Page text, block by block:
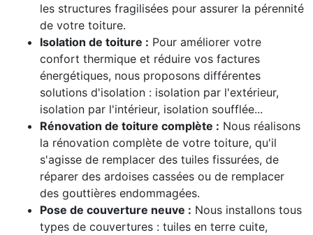
les structures fragilisées pour assurer la pérennité
de votre toiture.
Isolation de toiture : Pour améliorer votre
confort thermique et réduire vos factures
énergétiques, nous proposons différentes
solutions d'isolation : isolation par l'extérieur,
isolation par l'intérieur, isolation soufflée...
Rénovation de toiture complète : Nous réalisons
la rénovation complète de votre toiture, qu'il
s'agisse de remplacer des tuiles fissurées, de
réparer des ardoises cassées ou de remplacer
des gouttières endommagées.
Pose de couverture neuve : Nous installons tous
types de couvertures : tuiles en terre cuite,